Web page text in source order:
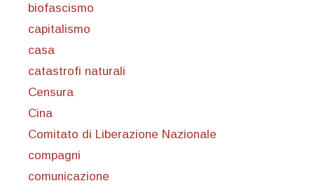
biofascismo
capitalismo
casa
catastrofi naturali
Censura
Cina
Comitato di Liberazione Nazionale
compagni
comunicazione